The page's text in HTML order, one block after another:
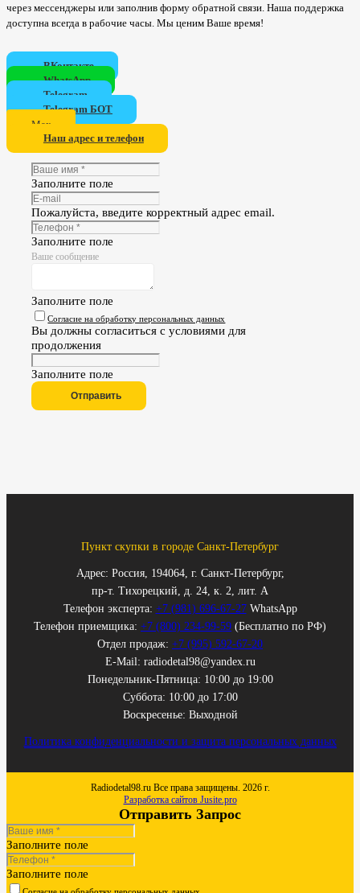
через мессенджеры или заполнив форму обратной связи. Наша поддержка
доступна всегда в рабочие часы. Мы ценим Ваше время!
ВКонтакте
WhatsApp
Telegram
Telegram БОТ
Мах
Наш адрес и телефон
Заполните поле
Пожалуйста, введите корректный адрес email.
Заполните поле
Ваше сообщение
Заполните поле
Согласие на обработку персональных данных
Вы должны согласиться с условиями для
продолжения
Заполните поле
Отправить
Пункт скупки в городе Санкт-Петербург
Адрес: Россия, 194064, г. Санкт-Петербург,
пр-т. Тихорецкий, д. 24, к. 2, лит. А
Телефон эксперта: +7 (981) 696-67-27WhatsApp
Телефон приемщика: +7 (800) 234-99-59 (Бесплатно по РФ)
Отдел продаж: +7 (995) 592-67-20
E-Mail: radiodetal98@yandex.ru
Понедельник-Пятница: 10:00 до 19:00
Суббота: 10:00 до 17:00
Воскресенье: Выходной
Политика конфиденциальности и защита персональных данных
Radiodetal98.ru Все права защищены. 2026 г.
Разработка сайтов Jusite.pro
Отправить Запрос
Заполните поле
Заполните поле